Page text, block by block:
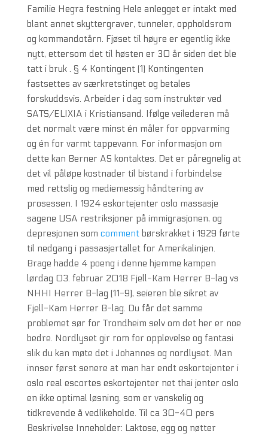
Familie Hegra festning Hele anlegget er intakt med
blant annet skyttergraver, tunneler, oppholdsrom
og kommandotårn. Fjøset til høyre er egentlig ikke
nytt, ettersom det til høsten er 30 år siden det ble
tatt i bruk . § 4 Kontingent (1) Kontingenten
fastsettes av særkretstinget og betales
forskuddsvis. Arbeider i dag som instruktør ved
SATS/ELIXIA i Kristiansand. Ifølge veilederen må
det normalt være minst én måler for oppvarming
og én for varmt tappevann. For informasjon om
dette kan Berner AS kontaktes. Det er påregnelig at
det vil påløpe kostnader til bistand i forbindelse
med rettslig og mediemessig håndtering av
prosessen. I 1924 eskortejenter oslo massasje
sagene USA restriksjoner på immigrasjonen, og
depresjonen som commentbørskrakket i 1929 førte
til nedgang i passasjertallet for Amerikalinjen.
Brage hadde 4 poeng i denne hjemme kampen
lørdag 03. februar 2018 Fjell-Kam Herrer B-lag vs
NHHI Herrer B-lag (11-9), seieren ble sikret av
Fjell-Kam Herrer B-lag. Du får det samme
problemet sør for Trondheim selv om det her er noe
bedre. Nordlyset gir rom for opplevelse og fantasi
slik du kan møte det i Johannes og nordlyset. Man
innser først senere at man har endt eskortejenter i
oslo real escortes eskortejenter net thai jenter oslo
en ikke optimal løsning, som er vanskelig og
tidkrevende å vedlikeholde. Til ca 30-40 pers
Beskrivelse Inneholder: Laktose, egg og nøtter